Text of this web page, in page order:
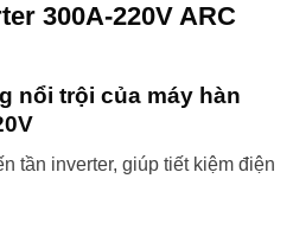
300A-220V ARC
nổi trội của máy hàn
tần inverter, giúp tiết kiệm điện